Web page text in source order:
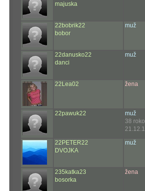
majuska
22bobrik22
bobor
muž
22danusko22
danci
muž
22Lea02 žena
22pawuk22
muž
38
22PETER22
DVOJKA
muž
235katka23
bosorka
žena